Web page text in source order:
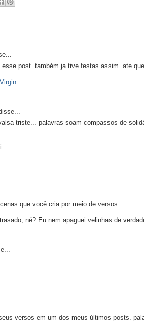
esse post. também ja tive festas assim. ate
triste... palavras soam compassos de
que você cria por meio de versos.
né? Eu nem apaguei velinhas de
versos em um dos meus últimos posts.